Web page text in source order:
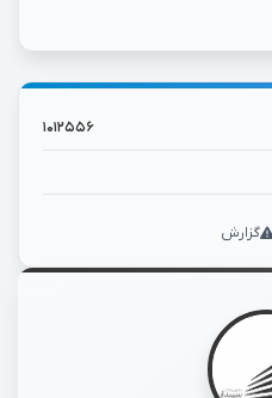
۱۰۱۲۵۵۶
گزارش